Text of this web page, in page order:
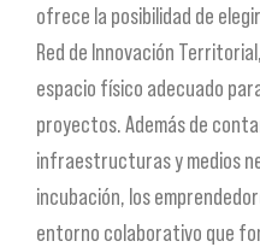
ofrece la posibilidad de
Red de Innovación
espacio físico adecuado
proyectos. Además de
infraestructuras y medios
incubación, los
entorno colaborativo que